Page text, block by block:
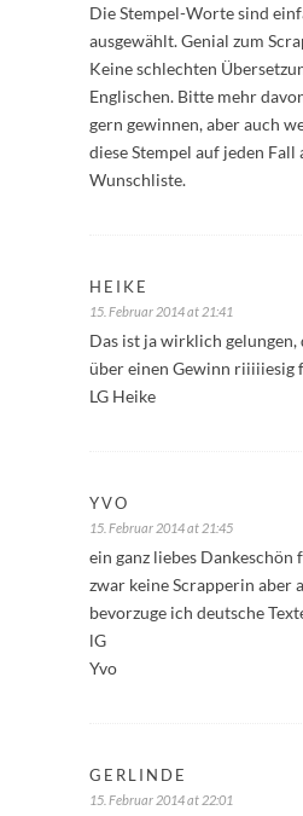
Die Stempel-Worte sind
ausgewählt. Genial zum
Keine schlechten
Englischen. Bitte mehr
gern gewinnen, aber auch
diese Stempel auf jeden Fall
Wunschliste.
HEIKE
15. Februar 2014 at 21:41
Das ist ja wirklich
über einen Gewinn riiiiiesig
LG Heike
YVO
15. Februar 2014 at 21:45
ein ganz liebes Dankeschön
zwar keine Scrapperin aber
bevorzuge ich deutsche
lG
Yvo
GERLINDE
15. Februar 2014 at 22:01